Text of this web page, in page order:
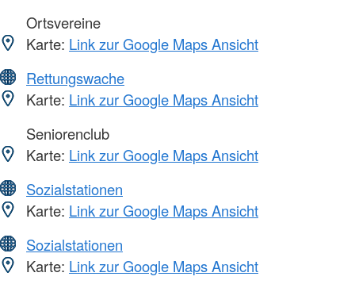
Ortsvereine
Karte: Link zur Google Maps Ansicht
Rettungswache
Karte: Link zur Google Maps Ansicht
Seniorenclub
Karte: Link zur Google Maps Ansicht
Sozialstationen
Karte: Link zur Google Maps Ansicht
Sozialstationen
Karte: Link zur Google Maps Ansicht